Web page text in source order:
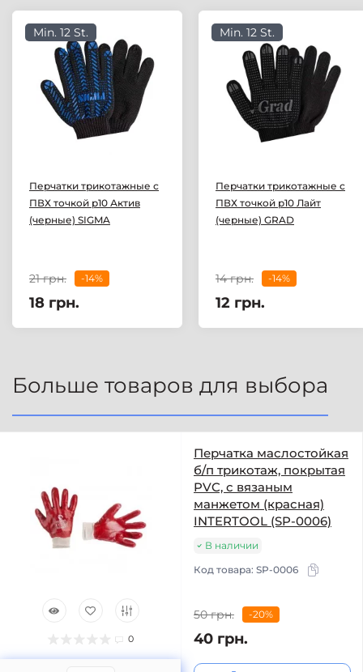
Min. 12 St.
Перчатки трикотажные с
ПВХ точкой р10 Актив
(черные) SIGMA
21 грн. -14%
18 грн.
Min. 12 St.
Перчатки трикотажные с
ПВХ точкой р10 Лайт
(черные) GRAD
14 грн. -14%
12 грн.
Больше товаров для выбора
0
Перчатка маслостойкая
б/п трикотаж, покрытая
PVC, с вязаным
манжетом (красная)
INTERTOOL (SP-0006)
В наличии
Код товара: SP-0006
50 грн. -20%
40 грн.